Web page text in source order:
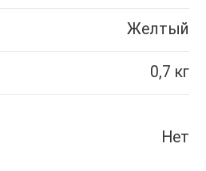
Желтый
0,7 кг
Нет